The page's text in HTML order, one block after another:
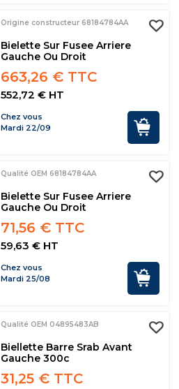
Origine constructeur 68184784AA
Bielette Sur Fusee Arriere
Gauche Ou Droit
663,26 € TTC
552,72 € HT
Chez vous
Mardi 22/09
Qualité OEM 68184784AA
Bielette Sur Fusee Arriere
Gauche Ou Droit
71,56 € TTC
59,63 € HT
Chez vous
Mardi 25/08
Qualité OEM 04895483AB
Biellette Barre Srab Avant
Gauche 300c
31,25 € TTC